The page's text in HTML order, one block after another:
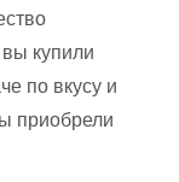
купили
по вкусу и
приобрели